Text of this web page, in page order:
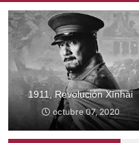
Treinta mil leguas de viaje
europeo
junio 06, 2022